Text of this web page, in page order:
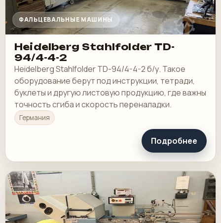
ФАЛЬЦЕВАЛЬНЫЕ МАШИНЫ
Heidelberg Stahlfolder TD-
94/4-4-2
Heidelberg Stahlfolder TD-94/4-4-2 б/у. Такое
оборудование берут под инструкции, тетради,
буклеты и другую листовую продукцию, где важны
точность сгиба и скорость переналадки.
Германия
Подробнее